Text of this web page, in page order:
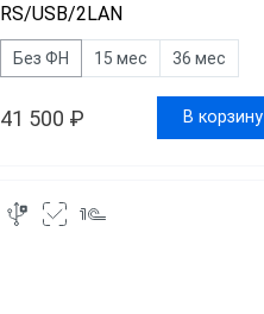
RS/USB/2LAN
Без ФН 15 мес 36 мес
41 500 ₽ В корзину